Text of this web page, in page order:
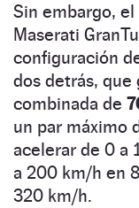
Sin embargo,
Maserati
configuración
dos detrás, que
combinada de
un par máximo
acelerar de 0 a
a 200 km/h en
320 km/h.